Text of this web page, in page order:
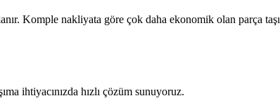
Komple nakliyata göre çok daha ekonomik olan parça
ihtiyacınızda hızlı çözüm sunuyoruz.